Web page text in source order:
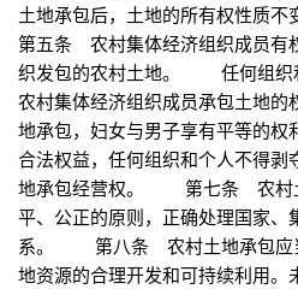
土地承包后，土地的所有权性质
第五条 农村集体经济组织成员有
织发包的农村土地。 任何组织
农村集体经济组织成员承包土
地承包，妇女与男子享有平等的权
合法权益，任何组织和个人不得剥
地承包经营权。 第七条 农村
平、公正的原则，正确处理国家、
系。 第八条 农村土地承包应
地资源的合理开发和可持续利用。